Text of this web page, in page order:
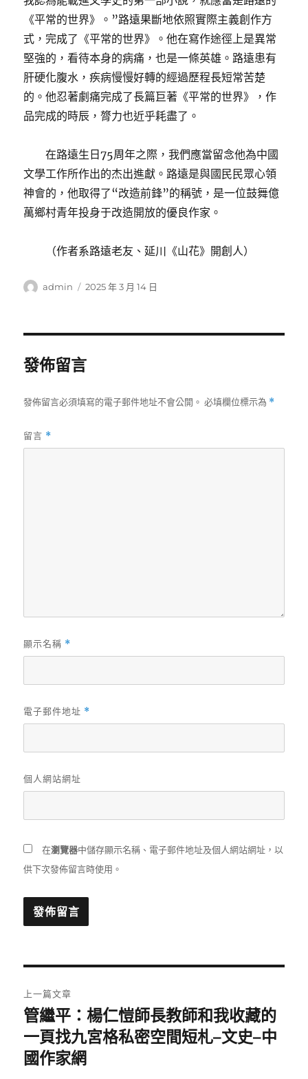
《平常的世界》。”路遠果斷地依照實際主義創作方
式，完成了《平常的世界》。他在寫作途徑上是異常
堅強的，看待本身的病痛，也是一條英雄。路遠患有
肝硬化腹水，疾病慢慢好轉的經過歷程長短常苦楚
的。他忍著劇痛完成了長篇巨著《平常的世界》，作
品完成的時辰，膂力也近乎耗盡了。
在路遠生日75周年之際，我們應當留念他為中國
文學工作所作出的杰出進獻。路遠是與國民民眾心領
神會的，他取得了“改造前鋒”的稱號，是一位鼓舞億
萬鄉村青年投身于改造開放的優良作家。
（作者系路遠老友、延川《山花》開創人）
作
admin
發
2025 年 3 月 14 日
發佈留言
發佈留言必須填寫的電子郵件地址不會公開。 必填欄位標示為 *
留言 *
顯示名稱 *
電子郵件地址 *
個人網站網址
在瀏覽器中儲存顯示名稱、電子郵件地址及個人網站網址，以
供下次發佈留言時使用。
章
導
覽
上一篇文章
上
一
篇
管繼平：楊仁愷師長教師和我收藏的
一頁找九宮格私密空間短札–文史–中
國作家網